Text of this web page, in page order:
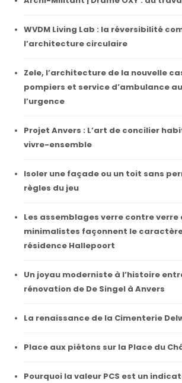
WVDM Living Lab : la réversibilité
l’architecture circulaire
Zele, l’architecture de la nouvelle
pompiers et service d’ambulance
l’urgence
Projet Anvers : L’art de concilier
vivre-ensemble
Isoler une façade ou un toit sans
règles du jeu
Les assemblages verre contre verre
minimalistes façonnent le
résidence Hallepoort
Un joyau moderniste à l’histoire
rénovation de De Singel à Anvers
La renaissance de la Cimenterie
Place aux piétons sur la Place du
Pourquoi la valeur PCS est un